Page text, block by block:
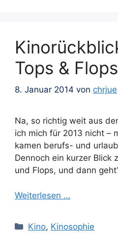
Tops & Flops
8. Januar 2014 von chrjue
Na, so richtig weit aus
ich mich für 2013 nicht –
kamen berufs- und
Dennoch ein kurzer Blick
und Flops, und dann
Weiterlesen …
Kategorien
Kino, Kinosophie